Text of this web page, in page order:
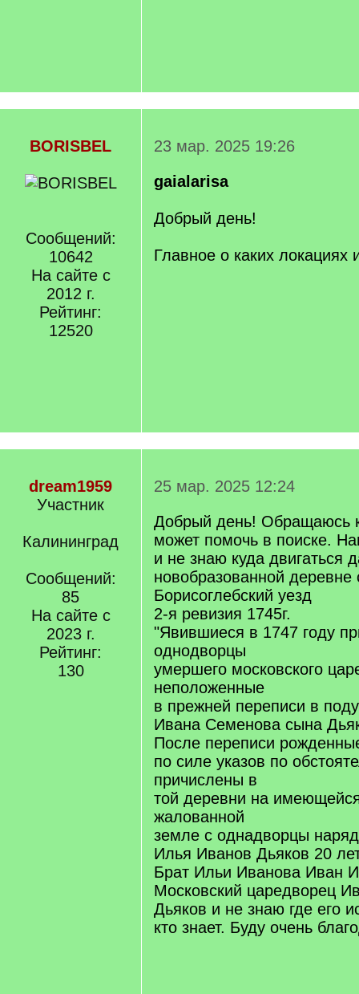
BORISBEL
Сообщений:
10642
На сайте с
2012 г.
Рейтинг:
12520
23 мар. 2025 19:26
gaialarisa
Добрый день!
Главное о каких локациях
dream1959
Участник
Калининград
Сообщений:
85
На сайте с
2023 г.
Рейтинг:
130
25 мар. 2025 12:24
Добрый день! Обращаюсь
может помочь в поиске.
и не знаю куда двигаться
новобразованной деревне
Борисоглебский уезд
2-я ревизия 1745г.
"Явившиеся в 1747 году
однодворцы
умершего московского
неположенные
в прежней переписи в
Ивана Семенова сына
После переписи
по силе указов по
причислены в
той деревни на
жалованной
земле с однадворцы
Илья Иванов Дьяков 20
Брат Ильи Иванова Иван
Московский царедворец
Дьяков и не знаю где его
кто знает. Буду очень